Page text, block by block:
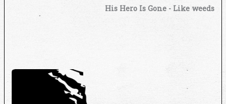
His Hero Is Gone - Like weeds